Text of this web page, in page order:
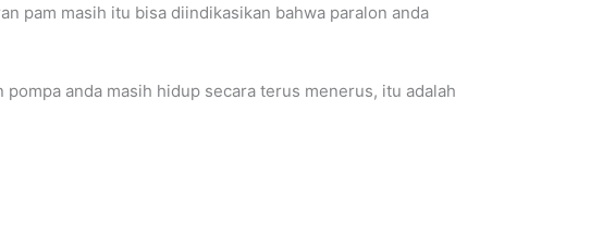
pam masih itu bisa diindikasikan bahwa paralon anda
anda masih hidup secara terus menerus, itu adalah